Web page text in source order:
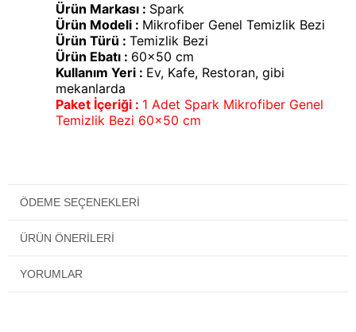
Ürün Markası : Spark
Ürün Modeli : Mikrofiber Genel Temizlik Bezi
Ürün Türü : Temizlik Bezi
Ürün Ebatı : 60x50 cm
Kullanım Yeri : Ev, Kafe, Restoran, gibi
mekanlarda
Paket İçeriği : 1 Adet Spark Mikrofiber Genel
Temizlik Bezi 60x50 cm
ÖDEME SEÇENEKLERI
ÜRÜN ÖNERILERI
YORUMLAR